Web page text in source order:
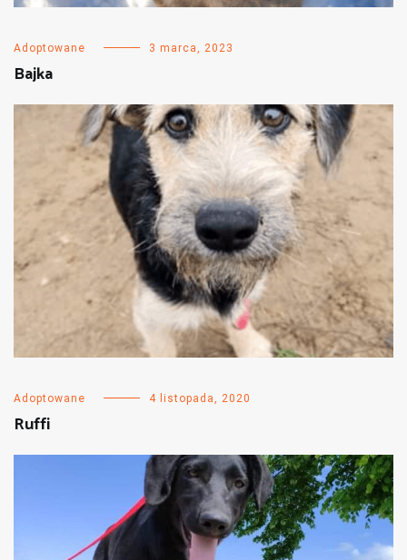
Adoptowane 3 marca, 2023
Bajka
Adoptowane 4 listopada, 2020
Ruffi